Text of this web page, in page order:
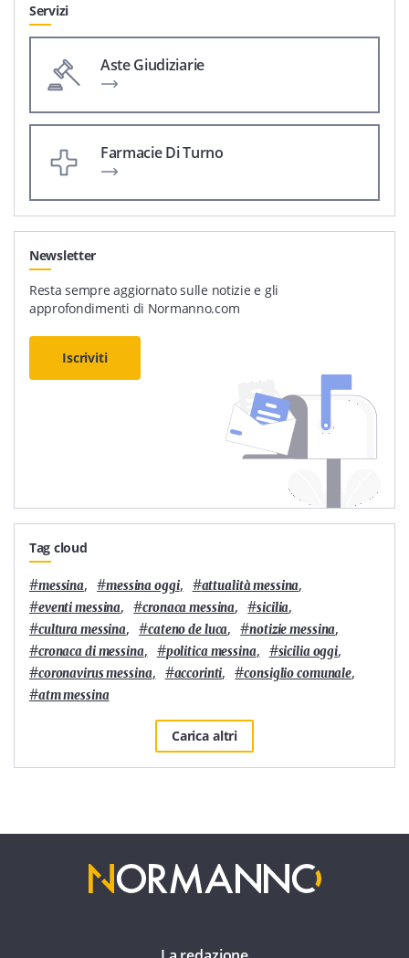
Servizi
Aste Giudiziarie
Farmacie Di Turno
Newsletter
Resta sempre aggiornato sulle notizie e gli
approfondimenti di Normanno.com
Iscriviti
Tag cloud
#messina, #messina oggi, #attualità messina,
#eventi messina, #cronaca messina, #sicilia,
#cultura messina, #cateno de luca, #notizie messina,
#cronaca di messina, #politica messina, #sicilia oggi,
#coronavirus messina, #accorinti, #consiglio comunale,
#atm messina
Carica altri